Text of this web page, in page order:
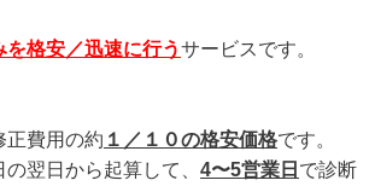
を格安／迅速に行うサービスです。
費用の約 １／１０の格安価格です。
翌日から起算して、 4〜5営業日 で診断